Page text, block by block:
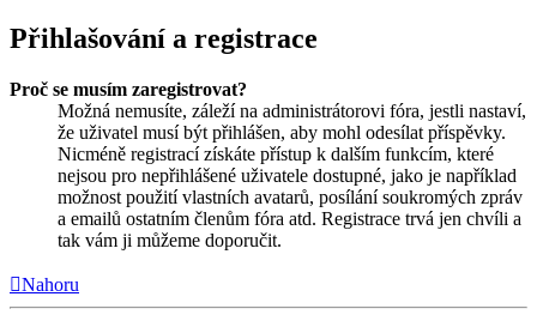
Přihlašování a registrace
Proč se musím zaregistrovat?
Možná nemusíte, záleží na administrátorovi fóra, jestli nastaví,
že uživatel musí být přihlášen, aby mohl odesílat příspěvky.
Nicméně registrací získáte přístup k dalším funkcím, které
nejsou pro nepřihlášené uživatele dostupné, jako je například
možnost použití vlastních avatarů, posílání soukromých zpráv
a emailů ostatním členům fóra atd. Registrace trvá jen chvíli a
tak vám ji můžeme doporučit.
Nahoru